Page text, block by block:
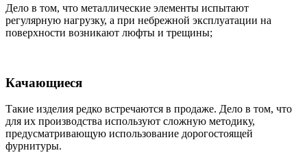
Дело в том, что металлические элементы испытают
регулярную нагрузку, а при небрежной эксплуатации на
поверхности возникают люфты и трещины;
Качающиеся
Такие изделия редко встречаются в продаже. Дело в том, что
для их производства используют сложную методику,
предусматривающую использование дорогостоящей
фурнитуры.